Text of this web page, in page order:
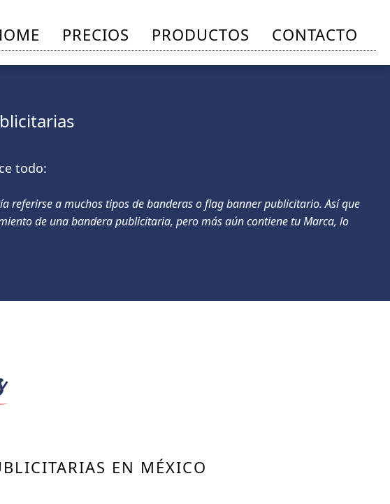
PRECIOS PRODUCTOS CONTACTO
todo:
referirse a muchos tipos de banderas o flag banner publicitario. Así que
de una bandera publicitaria, pero más aún contiene tu Marca, lo
EN MÉXICO